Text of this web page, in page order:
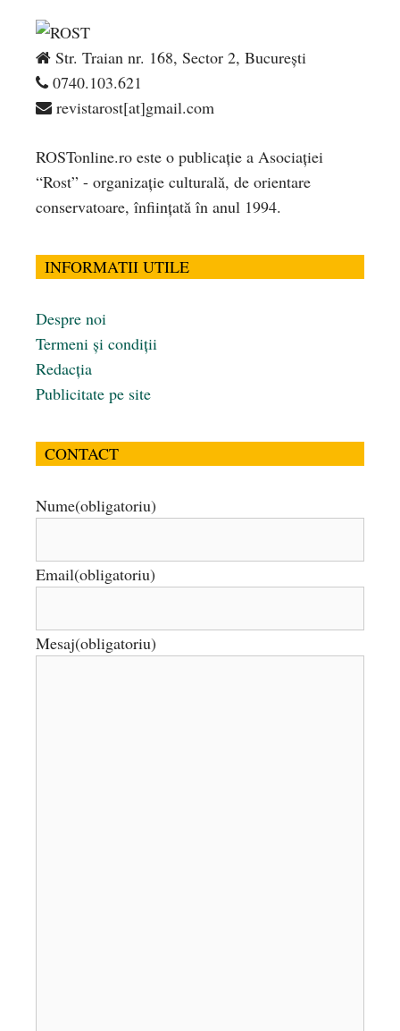
Str. Traian nr. 168, Sector 2, București
0740.103.621
revistarost[at]gmail.com
ROSTonline.ro este o publicaţie a Asociaţiei
“Rost” - organizaţie culturală, de orientare
conservatoare, înfiinţată în anul 1994.
INFORMATII UTILE
Despre noi
Termeni și condiții
Redacția
Publicitate pe site
CONTACT
Nume(obligatoriu)
Email(obligatoriu)
Mesaj(obligatoriu)